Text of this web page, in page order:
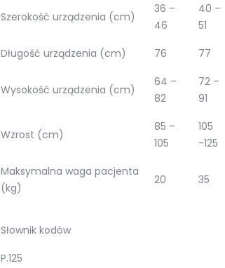
Szerokość urządzenia (cm)
36 –
46
40 –
51
Długość urządzenia (cm) 76 77
Wysokość urządzenia (cm)
64 –
82
72 –
91
Wzrost (cm)
85 –
105
105
-125
Maksymalna waga pacjenta
(kg)
20 35
Słownik kodów
P.125